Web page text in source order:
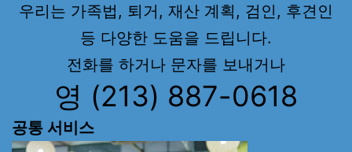
우리는 가족법, 퇴거, 재산 계획, 검인, 후견인
등 다양한 도움을 드립니다.
전화를 하거나 문자를 보내거나
영 (213) 887-0618
공통 서비스